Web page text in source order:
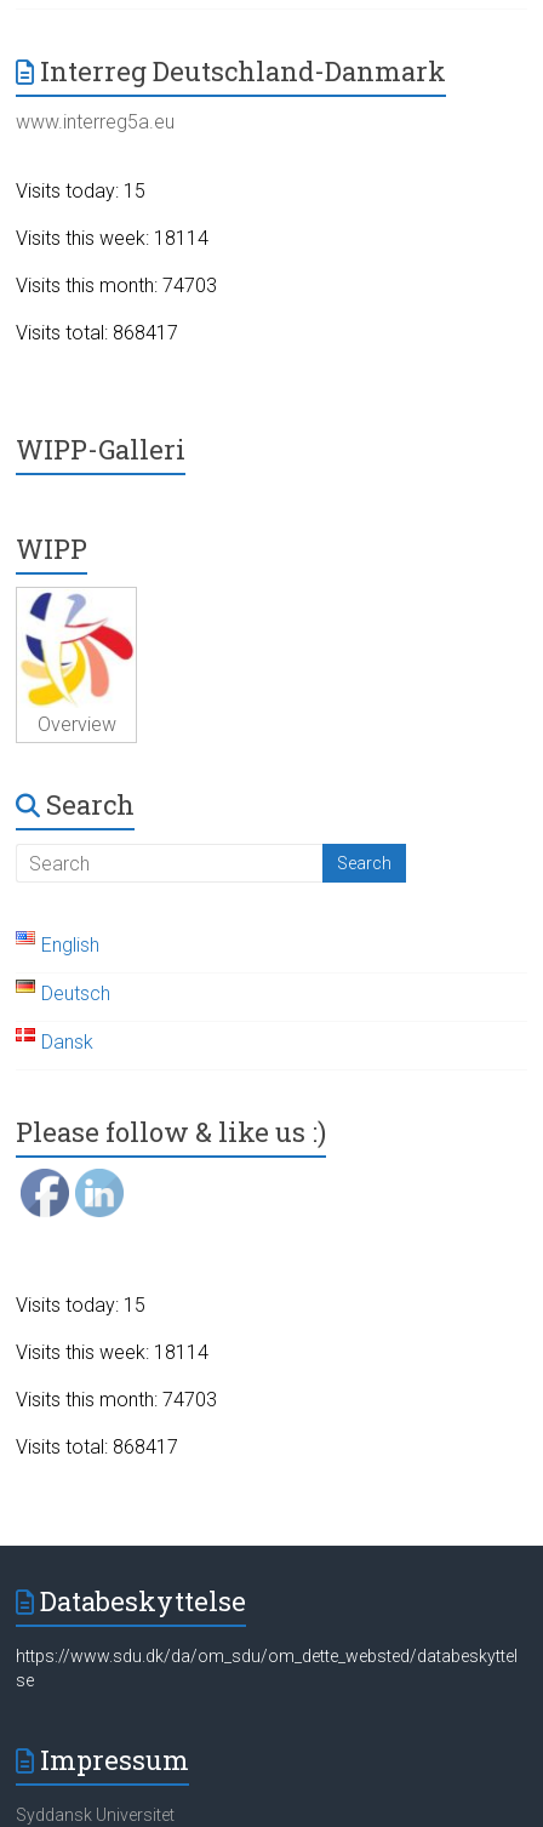
Interreg Deutschland-Danmark
www.interreg5a.eu
Visits today: 15
Visits this week: 18114
Visits this month: 74703
Visits total: 868417
WIPP-Galleri
WIPP
Overview
Search
English
Deutsch
Dansk
Please follow & like us :)
Visits today: 15
Visits this week: 18114
Visits this month: 74703
Visits total: 868417
Databeskyttelse
https://www.sdu.dk/da/om_sdu/om_dette_websted/databeskyttel
se
Impressum
Syddansk Universitet